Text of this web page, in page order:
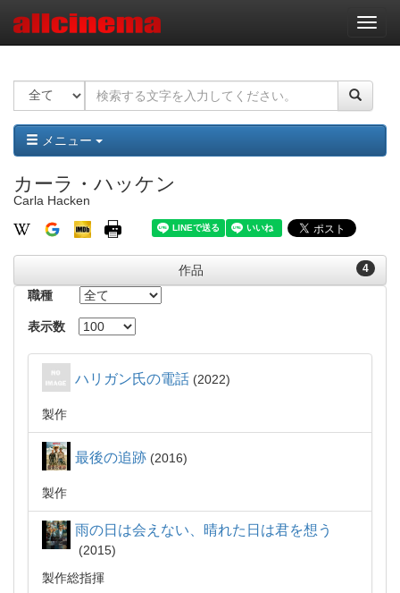
ナ
ビ
ー
ョ
ン
メニュー
カーラ・ハッケン
Carla Hacken
4
作品
職種
表示数
ハリガン氏の電話 2022
製作
最後の追跡 2016
製作
雨の日は会えない、晴れた日は君を想う
2015
製作総指揮